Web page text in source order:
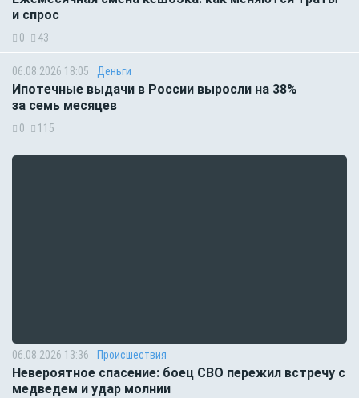
и спрос
0 43
06.08.2026 18:05 Деньги
Ипотечные выдачи в России выросли на 38%
за семь месяцев
0 115
06.08.2026 13:36 Происшествия
Невероятное спасение: боец СВО пережил встречу с
медведем и удар молнии